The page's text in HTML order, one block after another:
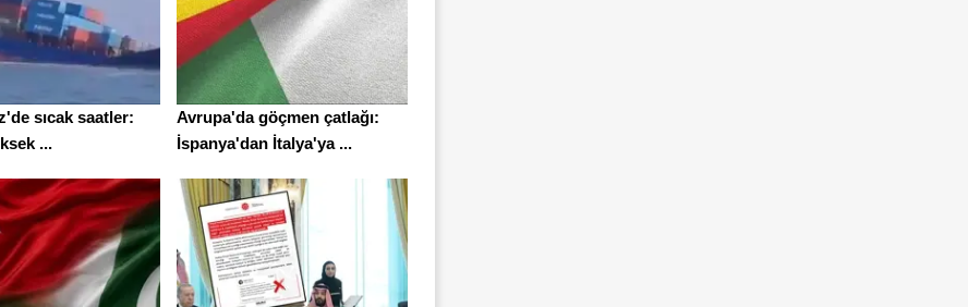
sıcak saatler:
...
Avrupa'da göçmen çatlağı:
İspanya'dan İtalya'ya ...